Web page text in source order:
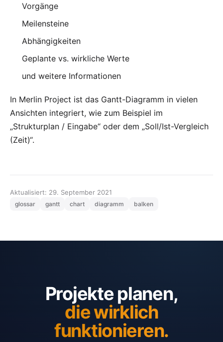
Vorgänge
Meilensteine
Abhängigkeiten
Geplante vs. wirkliche Werte
und weitere Informationen
In Merlin Project ist das Gantt-Diagramm in vielen
Ansichten integriert, wie zum Beispiel im
„Strukturplan / Eingabe“ oder dem „Soll/Ist-Vergleich
(Zeit)“.
Aktualisiert: 29. September 2021
glossar gantt chart diagramm balken
Projekte planen,
die wirklich
funktionieren.